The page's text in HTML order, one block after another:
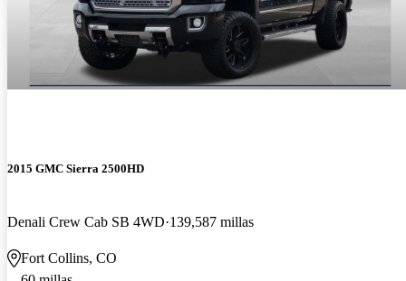
2015 GMC Sierra 2500HD
Denali Crew Cab SB 4WD 139,587 millas
Fort Collins, CO